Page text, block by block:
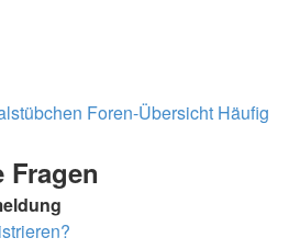
Foren-Übersicht Häufig